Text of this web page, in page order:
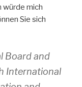
würde mich
Sie sich
Board and
International